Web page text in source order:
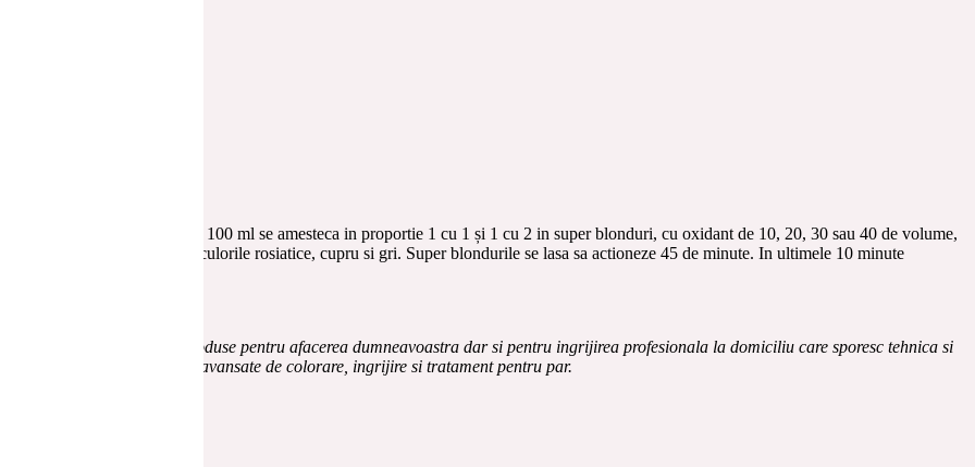
ciocolatiu cenusiu 6.81 100 ml se amesteca in proportie 1 cu 1 și 1 cu 2 in super blonduri, cu oxidant de 10, 20, 30 sau 40 de volume,
40 de minute pentru culorile rosiatice, cupru si gri. Super blondurile se lasa sa actioneze 45 de minute. In ultimele 10 minute
profesionistului.
va ofera produse pentru afacerea dumneavoastra dar si pentru ingrijirea profesionala la domiciliu care sporesc tehnica si
cu solutiile noastre avansate de colorare, ingrijire si tratament pentru par.